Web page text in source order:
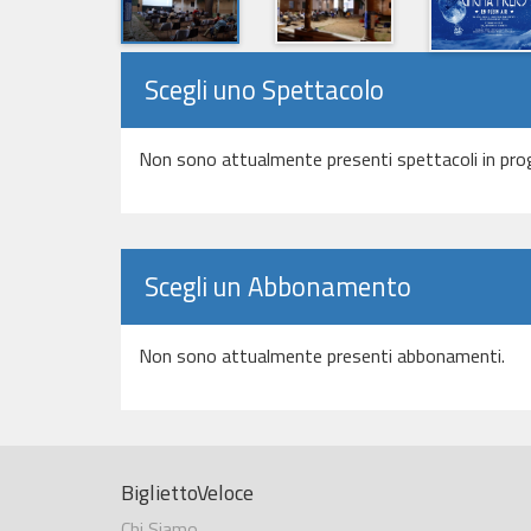
Scegli uno Spettacolo
Non sono attualmente presenti spettacoli in
Scegli un Abbonamento
Non sono attualmente presenti abbonamenti.
BigliettoVeloce